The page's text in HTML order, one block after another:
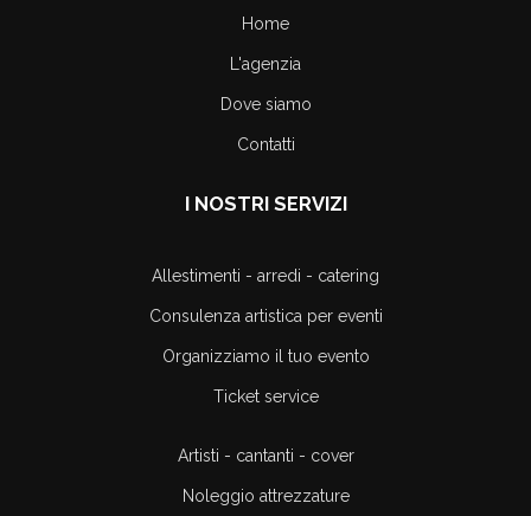
Home
L'agenzia
Dove siamo
Contatti
I NOSTRI SERVIZI
Allestimenti - arredi - catering
Consulenza artistica per eventi
Organizziamo il tuo evento
Ticket service
Artisti - cantanti - cover
Noleggio attrezzature